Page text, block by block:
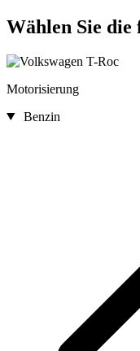
Wählen Sie die
Motorisierung
Benzin